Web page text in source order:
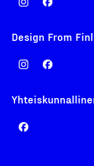
Design From